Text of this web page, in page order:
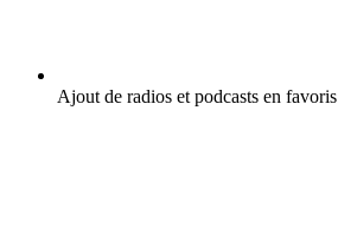
Ajout de radios et podcasts en favoris